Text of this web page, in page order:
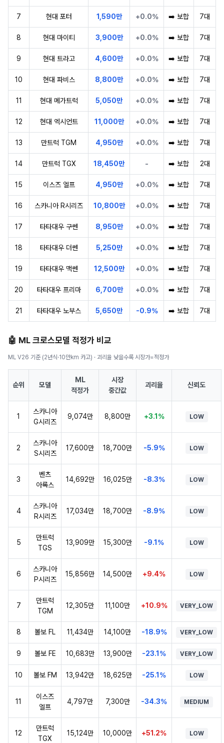
7 현대 포터 1,590만 +0.0% ➡️ 보합 7대
8 현대 마이티 3,900만 +0.0% ➡️ 보합 7대
9 현대 트라고 4,600만 +0.0% ➡️ 보합 7대
10 현대 파비스 8,800만 +0.0% ➡️ 보합 7대
11 현대 메가트럭 5,050만 +0.0% ➡️ 보합 7대
12 현대 엑시언트 11,000만 +0.0% ➡️ 보합 7대
13 만트럭 TGM 4,950만 +0.0% ➡️ 보합 7대
14 만트럭 TGX 18,450만 - ➡️ 보합 2대
15 이스즈 엘프 4,950만 +0.0% ➡️ 보합 7대
16 스카니아 R시리즈 10,800만 +0.0% ➡️ 보합 7대
17 타타대우 구쎈 8,950만 +0.0% ➡️ 보합 7대
18 타타대우 더쎈 5,250만 +0.0% ➡️ 보합 7대
19 타타대우 맥쎈 12,500만 +0.0% ➡️ 보합 7대
20 타타대우 프리마 6,700만 +0.0% ➡️ 보합 7대
21 타타대우 노부스 5,650만 -0.9% ➡️ 보합 7대
🤖 ML 크로스모델 적정가 비교
ML V26 기준 (2년식·10만km 카고) · 괴리율 낮을수록 시장가=적정가
순위 모델
ML
적정가
시장
중간값
괴리율 신뢰도
1
스카니아
G시리즈
9,074만 8,800만 +3.1% LOW
2
스카니아
S시리즈
17,600만 18,700만 -5.9% LOW
3
벤츠
아록스
14,692만 16,025만 -8.3% LOW
4
스카니아
R시리즈
17,034만 18,700만 -8.9% LOW
5
만트럭
TGS
13,909만 15,300만 -9.1% LOW
6
스카니아
P시리즈
15,856만 14,500만 +9.4% LOW
7
만트럭
TGM
12,305만 11,100만 +10.9% VERY_LOW
8 볼보 FL 11,434만 14,100만 -18.9% VERY_LOW
9 볼보 FE 10,683만 13,900만 -23.1% VERY_LOW
10 볼보 FM 13,942만 18,625만 -25.1% LOW
11
이스즈
엘프
4,797만 7,300만 -34.3% MEDIUM
12
만트럭
TGX
15,124만 10,000만 +51.2% LOW